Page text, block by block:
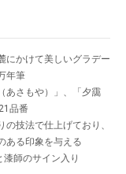
にかけて美しいグラデー
年筆
あさもや）」、「夕靄
品番
技法で仕上げており、
ある印象を与える
師のサイン入り